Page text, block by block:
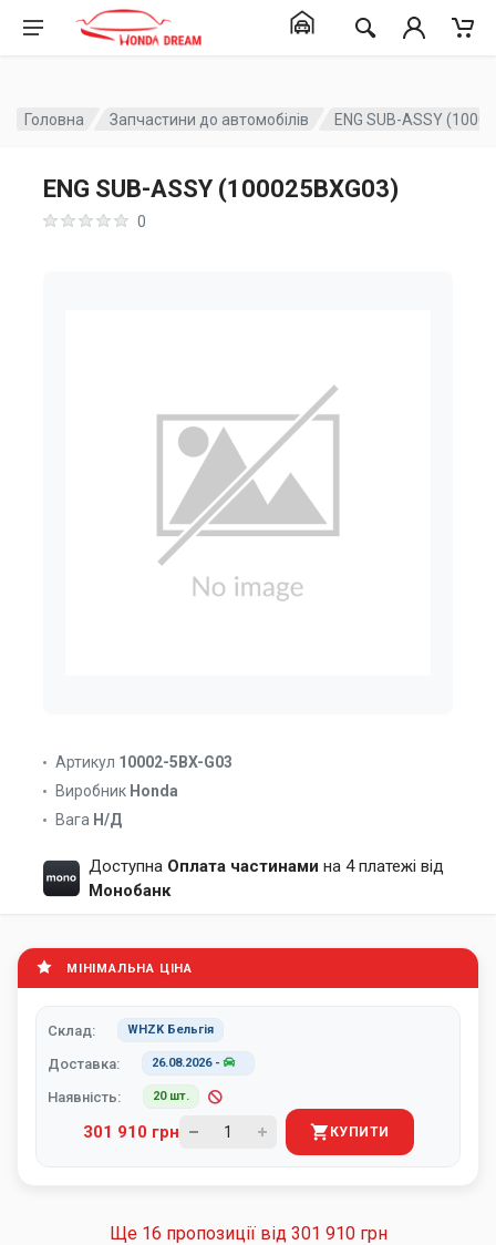
Головна Запчастини до автомобілів ENG SUB-ASSY
ENG SUB-ASSY (100025BXG03)
0
Артикул 10002-5BX-G03
Виробник Honda
Вага Н/Д
Доступна Оплата частинами на 4 платежі від
Монобанк
МІНІМАЛЬНА ЦІНА
Склад: WHZK Бельгія
Доставка: 26.08.2026-
Наявність: 20 шт.
301 910 грн КУПИТИ
Ще 16 пропозиції від 301 910 грн